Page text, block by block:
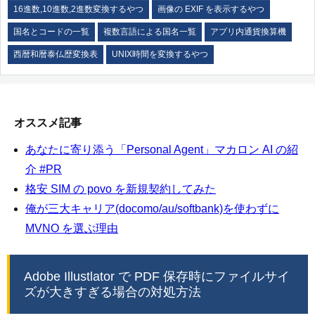
16進数,10進数,2進数変換するやつ 画像の EXIF を表示するやつ
国名とコードの一覧 複数言語による国名一覧 アプリ内通貨換算機
西暦和暦泰仏歴変換表 UNIX時間を変換するやつ
オススメ記事
あなたに寄り添う「Personal Agent」マカロン AI の紹
介 #PR
格安 SIM の povo を新規契約してみた
俺が三大キャリア(docomo/au/softbank)を使わずに
MVNO を選ぶ理由
Adobe Illustlator で PDF 保存時にファイルサイ
ズが大きすぎる場合の対処方法